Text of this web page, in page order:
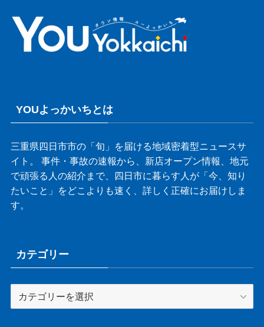
YOUよっかいちとは
三重県四日市市の「旬」を届ける地域密着型ニュースサ
イト。 事件・事故の速報から、新店オープン情報、地元
で頑張る人の紹介まで、四日市に暮らす人が「今、知り
たいこと」をどこよりも速く、詳しく正確にお届けしま
す。
カテゴリー
テ